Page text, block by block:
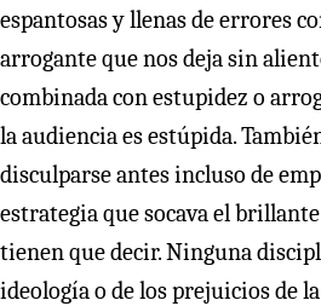
espantosas y llenas de errores
arrogante que nos deja sin
combinada con estupidez o
la audiencia es estúpida.
disculparse antes incluso de
estrategia que socava el
tienen que decir. Ninguna
ideología o de los prejuicios de